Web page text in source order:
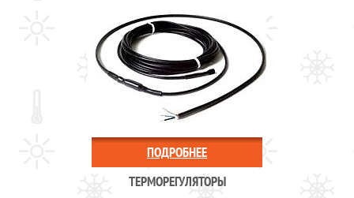
ПОДРОБНЕЕ
ТЕРМОРЕГУЛЯТОРЫ